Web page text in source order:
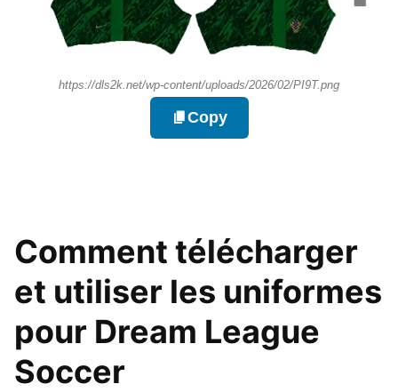
https://dls2k.net/wp-content/uploads/2026/02/PI9T.png
Copy
Comment télécharger
et utiliser les uniformes
pour Dream League
Soccer